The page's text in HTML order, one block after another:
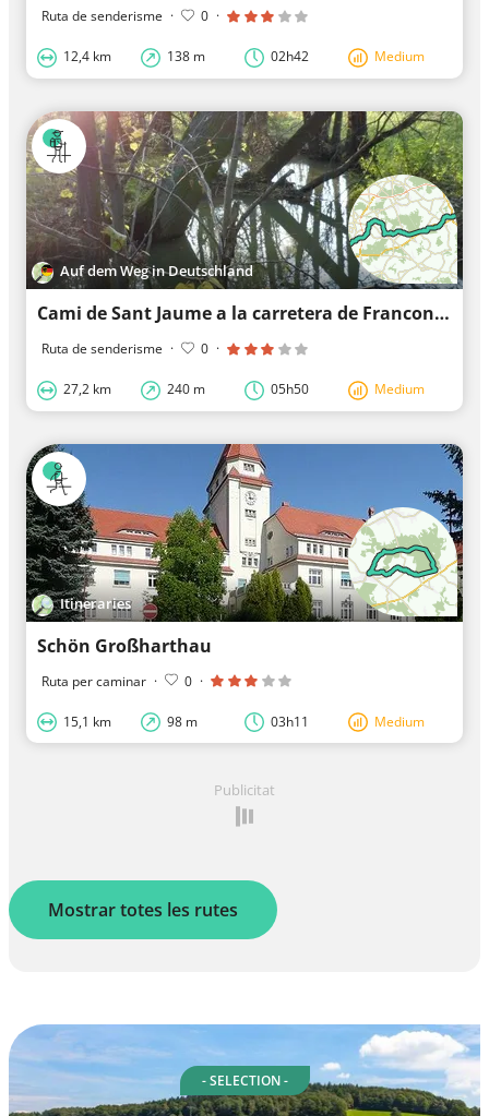
Ruta de senderisme · 0 ·
12,4 km 138 m 02h42 Medium
Auf dem Weg in Deutschland
Cami de Sant Jaume a la carretera de Franconia, Bischofswerda-Ullersdorf
Ruta de senderisme · 0 ·
27,2 km 240 m 05h50 Medium
Itineraries
Schön Großharthau
Ruta per caminar · 0 ·
15,1 km 98 m 03h11 Medium
Publicitat
Mostrar totes les rutes
- SELECTION -